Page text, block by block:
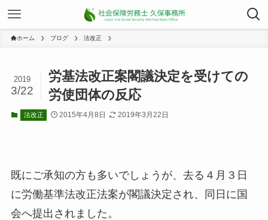
ホーム ブログ 法改正
労基法改正案閣議決定を受けての
労使団体の反応
2019
3/22
法改正 2015年4月8日 2019年3月22日
既にご承知の方も多いでしょうが、去る４月３日
に労働基準法改正法案が閣議決定され、同日に国
会へ提出されました。